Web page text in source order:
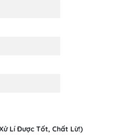
Lí Được Tốt, Chất Lừ!)